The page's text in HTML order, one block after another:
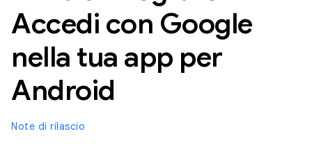
Accedi con Google
nella tua app per
Android
Note di rilascio